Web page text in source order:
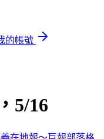
的帳號
5/16